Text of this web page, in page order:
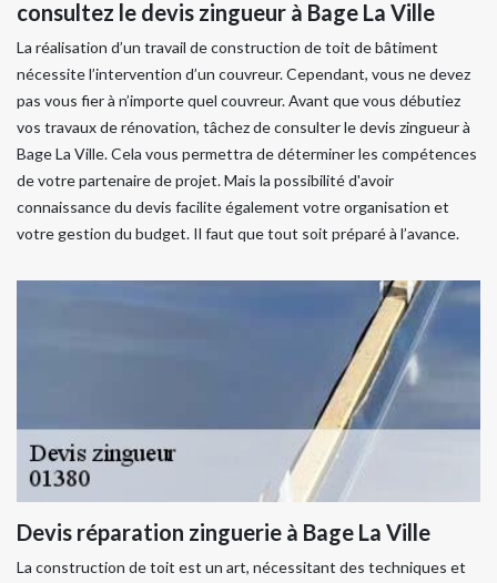
consultez le devis zingueur à Bage La Ville
La réalisation d’un travail de construction de toit de bâtiment
nécessite l’intervention d’un couvreur. Cependant, vous ne devez
pas vous fier à n’importe quel couvreur. Avant que vous débutiez
vos travaux de rénovation, tâchez de consulter le devis zingueur à
Bage La Ville. Cela vous permettra de déterminer les compétences
de votre partenaire de projet. Mais la possibilité d'avoir
connaissance du devis facilite également votre organisation et
votre gestion du budget. Il faut que tout soit préparé à l’avance.
Devis réparation zinguerie à Bage La Ville
La construction de toit est un art, nécessitant des techniques et